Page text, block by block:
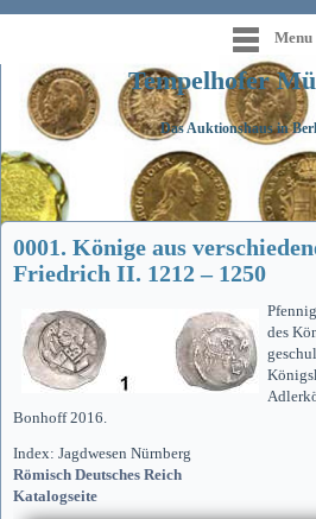
Menu
Tempelhofer
Das Auktionshaus in
0001. Könige aus
Friedrich II. 1212 – 1250
des
Bonhoff 2016.
Index: Jagdwesen Nürnberg
Römisch Deutsches Reich
Katalogseite